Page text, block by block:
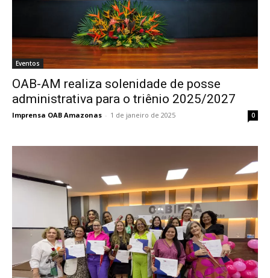
Eventos
OAB-AM realiza solenidade de posse
administrativa para o triênio 2025/2027
Imprensa OAB Amazonas - 1 de janeiro de 2025 0